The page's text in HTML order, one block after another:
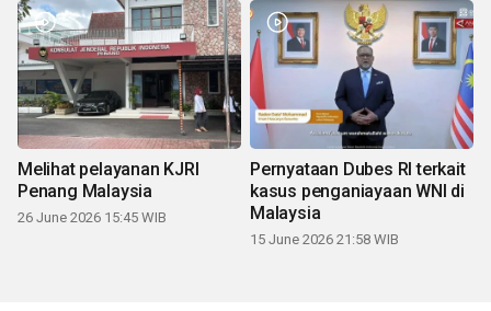
Melihat pelayanan KJRI
Penang Malaysia
26 June 2026 15:45 WIB
Pernyataan Dubes RI terkait
kasus penganiayaan WNI di
Malaysia
15 June 2026 21:58 WIB